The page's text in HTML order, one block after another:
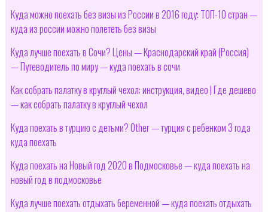
Куда можно поехать без визы из России в 2016 году: ТОП-10 стран —
куда из россии можно полететь без визы
Куда лучше поехать в Сочи? Цены — Краснодарский край (Россия)
— Путеводитель по миру — куда поехать в сочи
Как собрать палатку в круглый чехол: инструкция, видео | Где дешево
— как собрать палатку в круглый чехол
Куда поехать в турцию с детьми? Other — турция с ребенком 3 года
куда поехать
Куда поехать на Новый год 2020 в Подмосковье — куда поехать на
новый год в подмосковье
Куда лучше поехать отдыхать беременной — куда поехать отдыхать